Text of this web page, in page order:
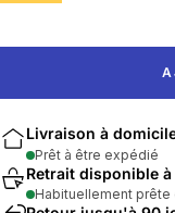
vente
Livraison à
Prêt à être expédié
Retrait disponible à
Habituellement